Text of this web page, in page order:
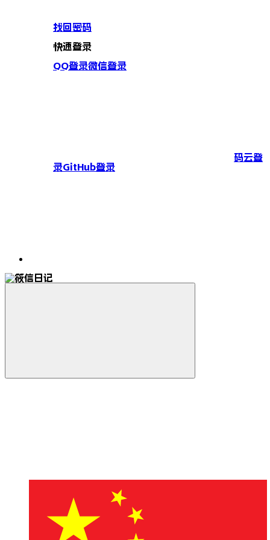
找回密码
快速登录
QQ登录微信登录
码云登
录GitHub登录